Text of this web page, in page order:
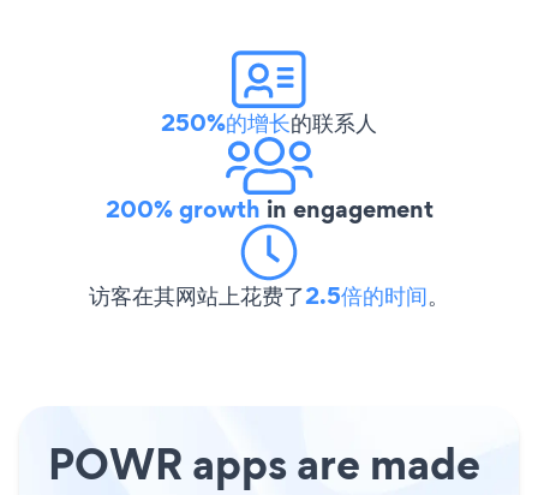
250%的增长的联系人
200% growth in engagement
访客在其网站上花费了2.5倍的时间。
POWR apps are made